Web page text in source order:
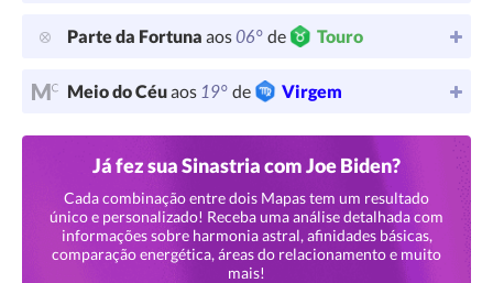
Parte da Fortuna aos06° de Touro
Meio do Céuaos 19° de Virgem
Já fez sua Sinastria com Joe Biden?
Cada combinação entre dois Mapas tem um resultado
único e personalizado! Receba uma análise detalhada com
informações sobre harmonia astral, afinidades básicas,
comparação energética, áreas do relacionamento e muito
mais!